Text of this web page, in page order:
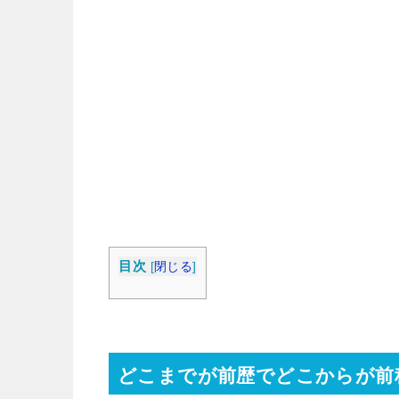
目次 [閉じる]
どこまでが前歴でどこからが前